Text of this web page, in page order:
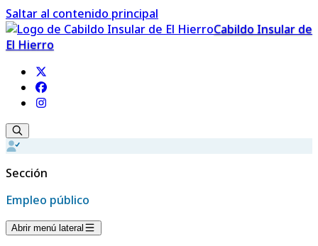
Saltar al contenido principal
Cabildo Insular de
El Hierro
Sección
Empleo público
Abrir menú lateral